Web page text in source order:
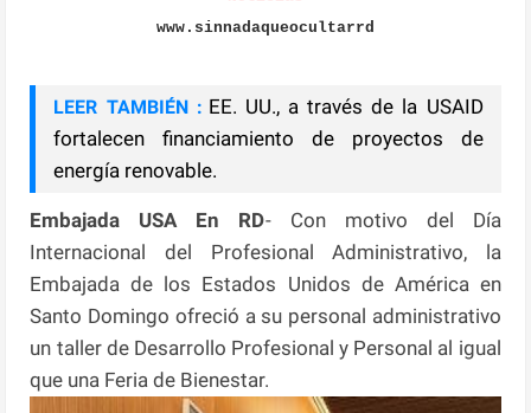
www.sinnadaqueocultarrd
LEER TAMBIÉN : EE. UU., a través de la USAID
fortalecen financiamiento de proyectos de
energía renovable.
Embajada USA En RD- Con motivo del Día
Internacional del Profesional Administrativo, la
Embajada de los Estados Unidos de América en
Santo Domingo ofreció a su personal administrativo
un taller de Desarrollo Profesional y Personal al igual
que una Feria de Bienestar.